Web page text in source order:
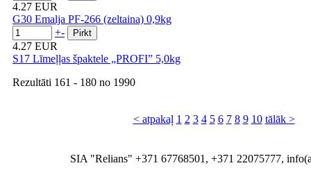
4.27 EUR
G30 Emalja PF-266 (zeltaina) 0,9kg
+-
4.27 EUR
S17 Līmeļļas špaktele „PROFI” 5,0kg
Rezultāti 161 - 180 no 1990
< atpakaļ 1 2 3 4 5 6 7 8 9 10 tālāk >
SIA "Relians" +371 67768501, +371 22075777,